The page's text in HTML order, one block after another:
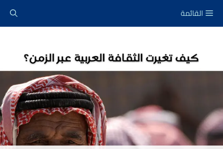
القائمة